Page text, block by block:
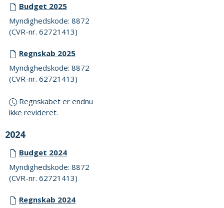
Budget 2025
Myndighedskode: 8872
(CVR-nr. 62721413)
Regnskab 2025
Myndighedskode: 8872
(CVR-nr. 62721413)
Regnskabet er endnu
ikke revideret.
2024
Budget 2024
Myndighedskode: 8872
(CVR-nr. 62721413)
Regnskab 2024